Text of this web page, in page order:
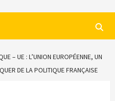
– UE : L’UNION EUROPÉENNE, UN
DE LA POLITIQUE FRANÇAISE